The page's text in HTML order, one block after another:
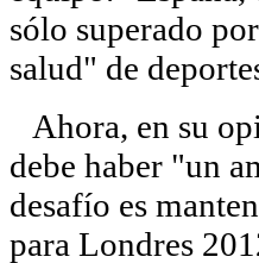
sólo superado
salud" de
Ahora, en su
debe haber "un
desafío es
para Londres